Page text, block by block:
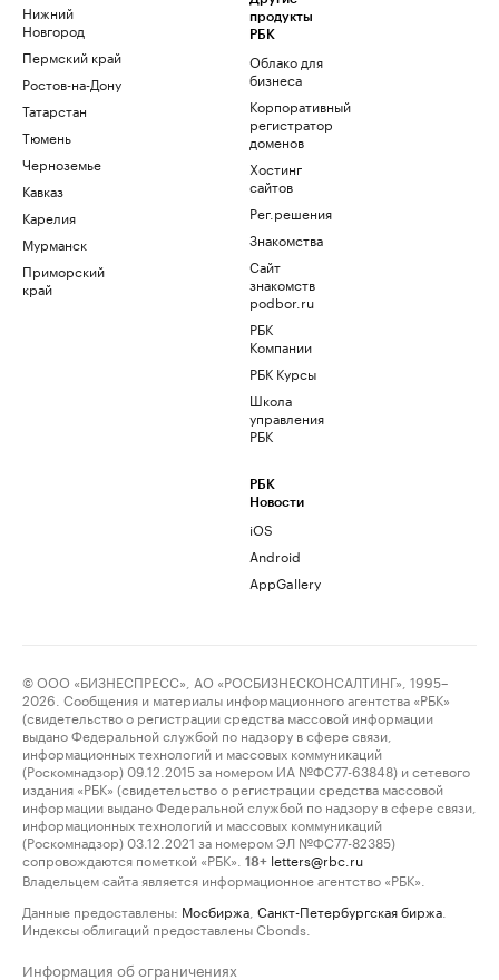
Нижний
Новгород
Пермский край
Ростов-на-Дону
Татарстан
Тюмень
Черноземье
Кавказ
Карелия
Мурманск
Приморский
край
продукты
РБК
Облако для
бизнеса
Корпоративный
регистратор
доменов
Хостинг
сайтов
Рег.решения
Знакомства
Сайт
знакомств
podbor.ru
РБК
Компании
РБК Курсы
Школа
управления
РБК
РБК
Новости
iOS
Android
AppGallery
© ООО «БИЗНЕСПРЕСС», АО «РОСБИЗНЕСКОНСАЛТИНГ», 1995–
2026. Сообщения и материалы информационного агентства «РБК»
(свидетельство о регистрации средства массовой информации
выдано Федеральной службой по надзору в сфере связи,
информационных технологий и массовых коммуникаций
(Роскомнадзор) 09.12.2015 за номером ИА №ФС77-63848) и сетевого
издания «РБК» (свидетельство о регистрации средства массовой
информации выдано Федеральной службой по надзору в сфере связи,
информационных технологий и массовых коммуникаций
(Роскомнадзор) 03.12.2021 за номером ЭЛ №ФС77-82385)
сопровождаются пометкой «РБК».
18+ letters@rbc.ru
Владельцем сайта является информационное агентство «РБК».
Данные предоставлены: Мосбиржа Санкт-Петербургская биржа
Индексы облигаций предоставлены Cbonds.
Информация об ограничениях